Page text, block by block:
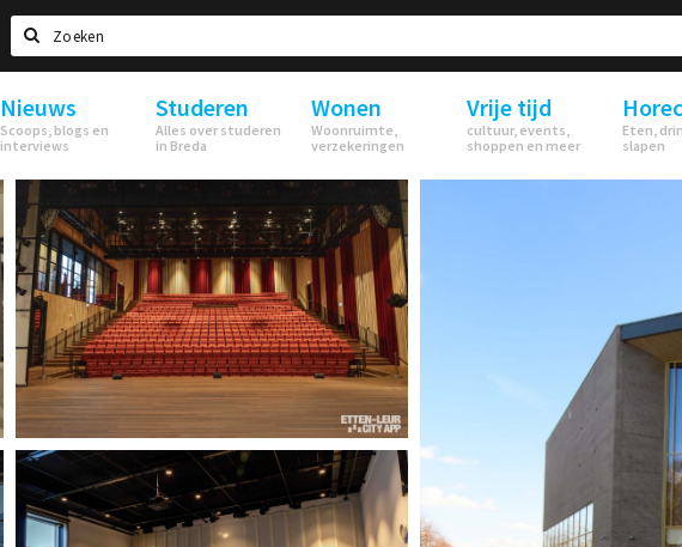
Zoeken
Nieuws
Scoops, blogs en
interviews
Studeren
Alles over studeren
in Breda
Wonen
Woonruimte,
verzekeringen
Vrije tijd
cultuur, events,
shoppen en meer
Eten,
slapen